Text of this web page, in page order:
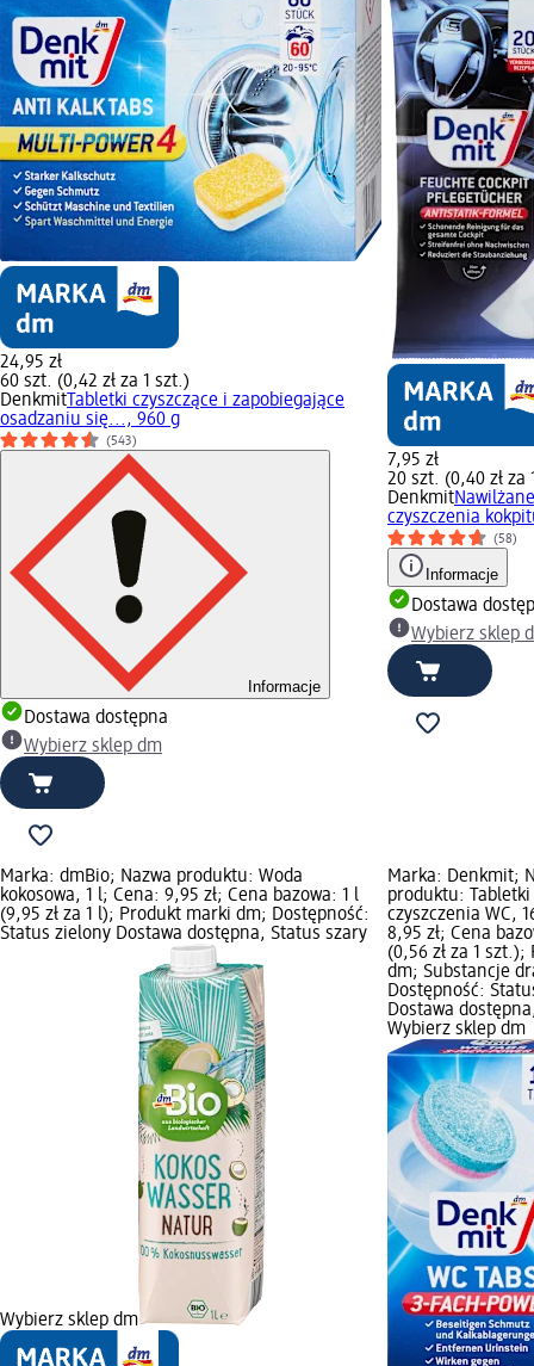
24,95 zł
60 szt. (0,42 zł za 1 szt.)
Denkmit Tabletki czyszczące i zapobiegające
osadzaniu się..., 960 g
(543)
Informacje
Dostawa dostępna
Wybierz sklep dm
7,95 zł
20 szt. (0,40 zł za
Denkmit
czyszczenia
(58)
Informacje
Dostawa
Wybierz sklep
Marka: dmBio; Nazwa produktu: Woda
kokosowa, 1 l; Cena: 9,95 zł; Cena bazowa: 1 l
(9,95 zł za 1 l); Produkt marki dm; Dostępność:
Status zielony Dostawa dostępna, Status szary
Wybierz sklep dm
Marka: Denkmit;
produktu: Tabletki
czyszczenia WC,
8,95 zł; Cena
(0,56 zł za 1
dm; Substancje
Dostępność:
Dostawa
Wybierz sklep dm